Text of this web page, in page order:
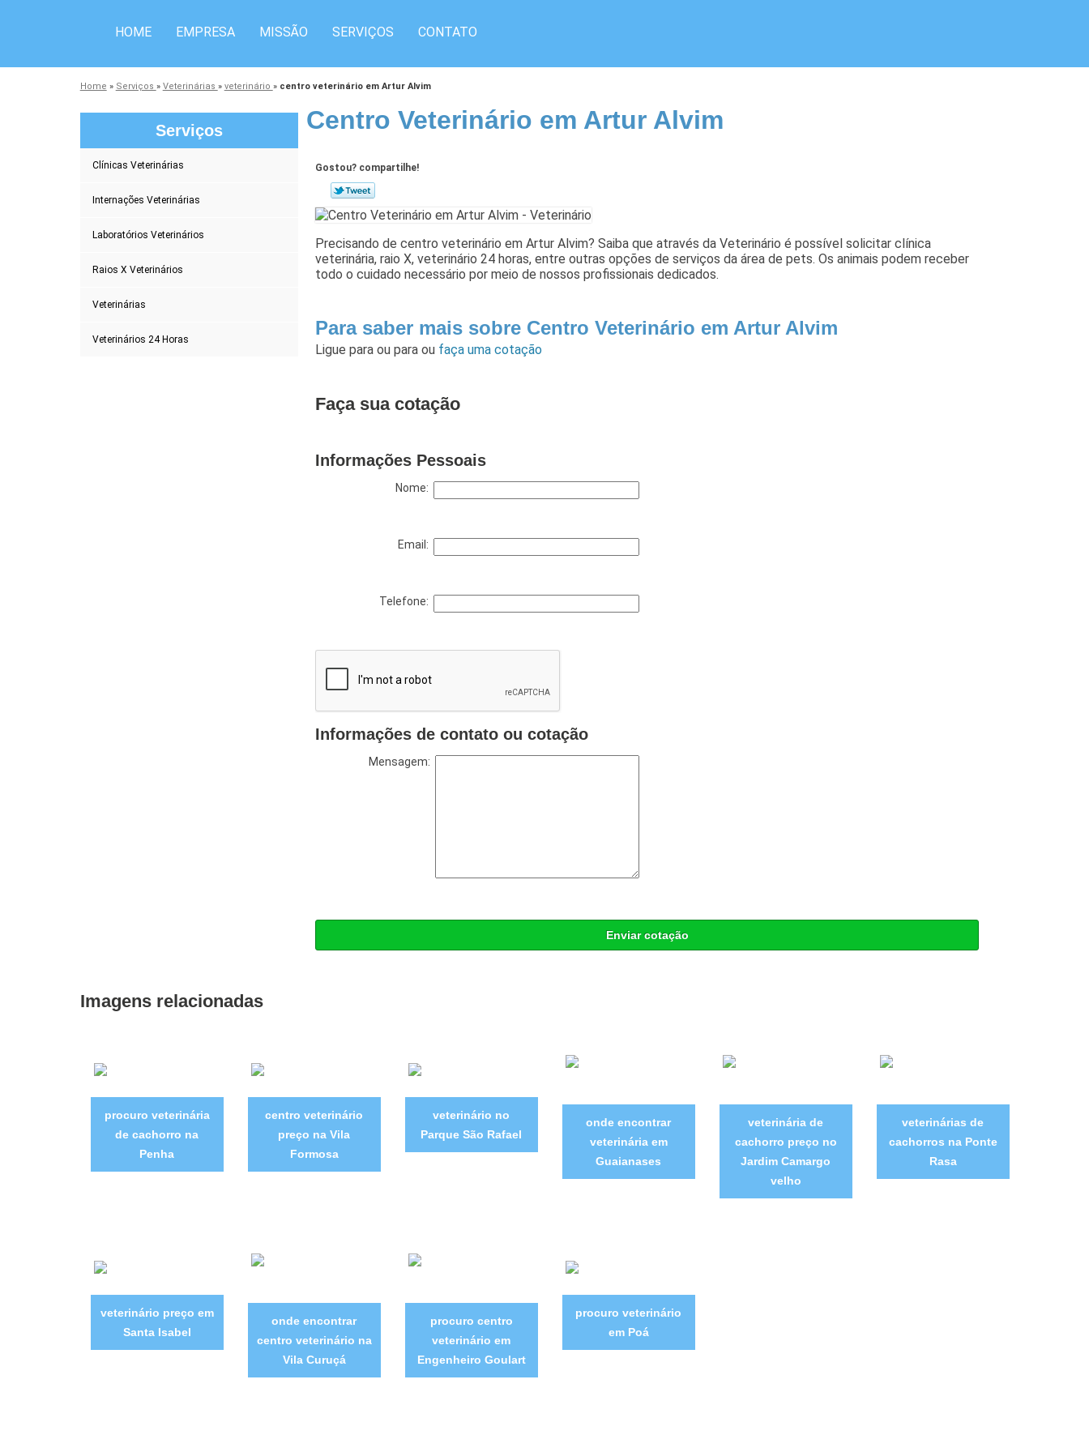
HOME EMPRESA MISSÃO SERVIÇOS CONTATO
Home » Serviços » Veterinárias » veterinário » centro veterinário em Artur Alvim
Serviços
Clínicas Veterinárias
Internações Veterinárias
Laboratórios Veterinários
Raios X Veterinários
Veterinárias
Veterinários 24 Horas
Centro Veterinário em Artur Alvim
Gostou? compartilhe!
Precisando de centro veterinário em Artur Alvim? Saiba que através da Veterinário é possível solicitar clínica
veterinária, raio X, veterinário 24 horas, entre outras opções de serviços da área de pets. Os animais podem receber
todo o cuidado necessário por meio de nossos profissionais dedicados.
Para saber mais sobre Centro Veterinário em Artur Alvim
Ligue paraou paraou faça uma cotação
Faça sua cotação
Informações Pessoais
Nome:
Email:
Telefone:
Informações de contato ou cotação
Mensagem:
Enviar cotação
Imagens relacionadas
procuro veterinária
de cachorro na
Penha
centro veterinário
preço na Vila
Formosa
veterinário no
Parque São Rafael
onde encontrar
veterinária em
Guaianases
veterinária de
cachorro preço no
Jardim Camargo
velho
veterinárias de
cachorros na Ponte
Rasa
veterinário preço em
Santa Isabel
onde encontrar
centro veterinário na
Vila Curuçá
procuro centro
veterinário em
Engenheiro Goulart
procuro veterinário
em Poá